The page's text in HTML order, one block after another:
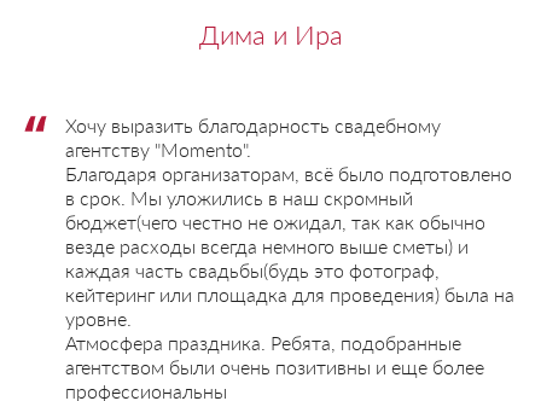
Дима и Ира
Хочу выразить благодарность свадебному
агентству "Momento".
Благодаря организаторам, всё было подготовлено
в срок. Мы уложились в наш скромный
бюджет(чего честно не ожидал, так как обычно
везде расходы всегда немного выше сметы) и
каждая часть свадьбы(будь это фотограф,
кейтеринг или площадка для проведения) была на
уровне.
Атмосфера праздника. Ребята, подобранные
агентством были очень позитивны и еще более
профессиональны